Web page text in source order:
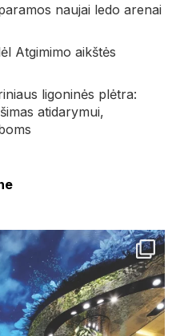
naujai ledo arenai
Atgimimo aikštės
ligoninės plėtra:
atidarymui,